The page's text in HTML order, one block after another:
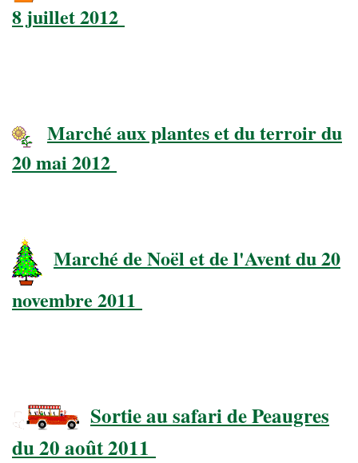
8 juillet 2012
Marché aux plantes et du terroir du
20 mai 2012
Marché de Noël et de l'Avent du 20
novembre 2011
Sortie au safari de Peaugres
du 20 août 2011